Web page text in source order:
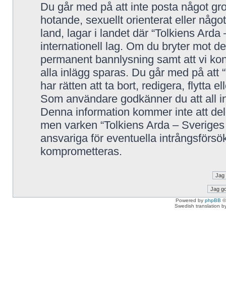
Du går med på att inte posta något
hotande, sexuellt orienterat eller
land, lagar i landet där “Tolkiens
internationell lag. Om du bryter mot
permanent bannlysning samt att vi
alla inlägg sparas. Du går med på att
har rätten att ta bort, redigera, flytta
Som användare godkänner du att all
Denna information kommer inte att
men varken “Tolkiens Arda –
ansvariga för eventuella
komprometteras.
Powered by phpBB
Swedish translation